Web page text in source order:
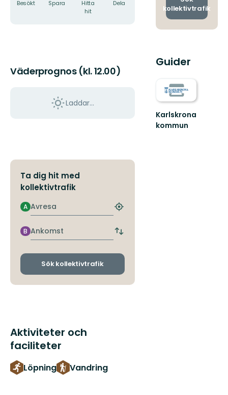
Besökt Spara
Hitta
hit
Dela
Väderprognos (kl. 12.00)
Laddar...
Ta dig hit med
kollektivtrafik
Avresa
A
Hitta
hållplats
Ankomst
B
Byt
och
Sök kollektivtrafik
Aktiviteter och
faciliteter
Löpning Vandring
kollektivtrafik
Guider
Karlskrona
kommun